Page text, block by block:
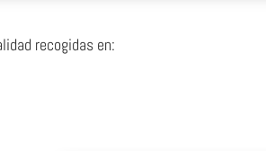
recogidas en: